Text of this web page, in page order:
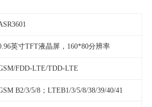
英寸TFT液晶屏，160*80分辨率
FDD-LTE/TDD-LTE
B2/3/5/8；LTEB1/3/5/8/38/39/40/41